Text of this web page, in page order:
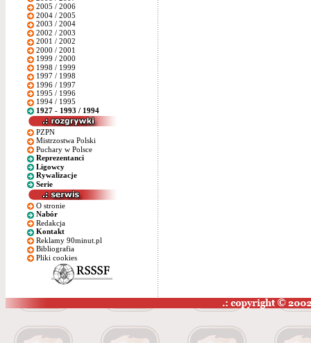
2005 / 2006
2004 / 2005
2003 / 2004
2002 / 2003
2001 / 2002
2000 / 2001
1999 / 2000
1998 / 1999
1997 / 1998
1996 / 1997
1995 / 1996
1994 / 1995
1927 - 1993 / 1994
PZPN
Mistrzostwa Polski
Puchary w Polsce
Reprezentanci
Ligowcy
Rywalizacje
Serie
O stronie
Nabór
Redakcja
Kontakt
Reklamy 90minut.pl
Bibliografia
Pliki cookies